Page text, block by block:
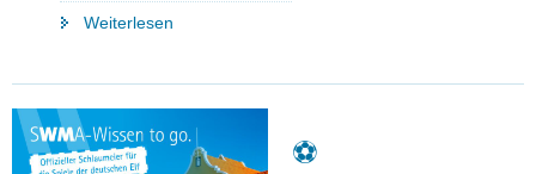
Weiterlesen
–
Teil
⚽